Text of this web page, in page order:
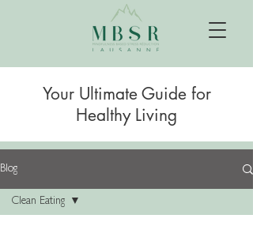
Your Ultimate Guide for
Healthy Living
Blog
Clean Eating